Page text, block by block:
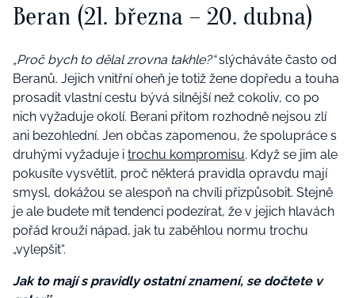
Beran (21. března – 20. dubna)
„Proč bych to dělal zrovna takhle?“slýcháváte často od
Beranů. Jejich vnitřní oheň je totiž žene dopředu a touha
prosadit vlastní cestu bývá silnější než cokoliv, co po
nich vyžaduje okolí. Berani přitom rozhodně nejsou zlí
ani bezohlední. Jen občas zapomenou, že spolupráce s
druhými vyžaduje i trochu kompromisu. Když se jim ale
pokusíte vysvětlit, proč některá pravidla opravdu mají
smysl, dokážou se alespoň na chvíli přizpůsobit. Stejně
je ale budete mít tendenci podezírat, že v jejich hlavách
pořád krouží nápad, jak tu zaběhlou normu trochu
„vylepšit“.
Jak to mají s pravidly ostatní znamení, se dočtete v